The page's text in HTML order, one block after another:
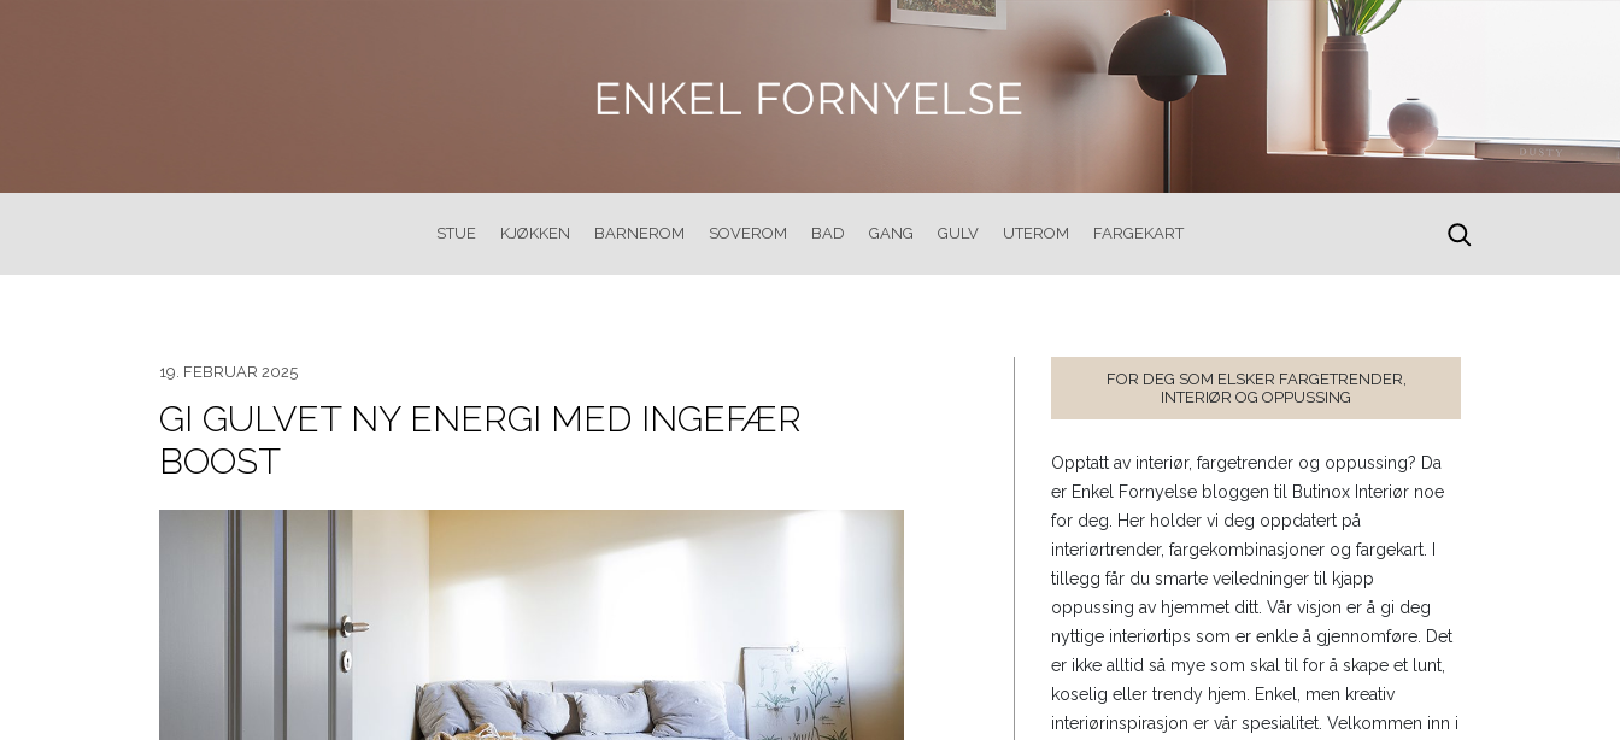
STUE KJØKKEN BARNEROM SOVEROM BAD GANG GULV UTEROM FARGEKART
19. FEBRUAR 2025
GI GULVET NY ENERGI MED INGEFÆR
BOOST
FOR DEG SOM ELSKER FARGETRENDER,
INTERIØR OG OPPUSSING
Opptatt av interiør, fargetrender og oppussing? Da
er Enkel Fornyelse bloggen til Butinox Interiør noe
for deg. Her holder vi deg oppdatert på
interiørtrender, fargekombinasjoner og fargekart. I
tillegg får du smarte veiledninger til kjapp
oppussing av hjemmet ditt. Vår visjon er å gi deg
nyttige interiørtips som er enkle å gjennomføre. Det
er ikke alltid så mye som skal til for å skape et lunt,
koselig eller trendy hjem. Enkel, men kreativ
interiørinspirasjon er vår spesialitet. Velkommen inn i